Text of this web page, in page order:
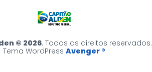
© 2026. Todos os direitos reservados.
Tema WordPress Avenger ®